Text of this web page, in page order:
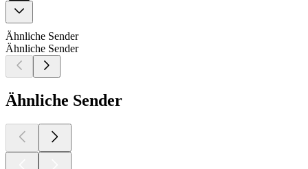
Ähnliche Sender
Ähnliche Sender
Ähnliche Sender